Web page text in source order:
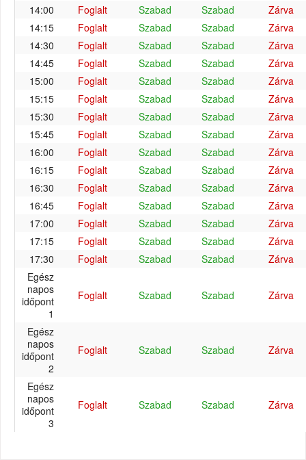
14:00
Foglalt Szabad Szabad
Zárva
14:15
Foglalt Szabad Szabad
Zárva
14:30
Foglalt Szabad Szabad
Zárva
14:45
Foglalt Szabad Szabad
Zárva
15:00
Foglalt Szabad Szabad
Zárva
15:15
Foglalt Szabad Szabad
Zárva
15:30
Foglalt Szabad Szabad
Zárva
15:45
Foglalt Szabad Szabad
Zárva
16:00
Foglalt Szabad Szabad
Zárva
16:15
Foglalt Szabad Szabad
Zárva
16:30
Foglalt Szabad Szabad
Zárva
16:45
Foglalt Szabad Szabad
Zárva
17:00
Foglalt Szabad Szabad
Zárva
17:15
Foglalt Szabad Szabad
Zárva
17:30
Foglalt Szabad Szabad
Zárva
Egész
napos
időpont
1
Foglalt Szabad Szabad Zárva
Egész
napos
időpont
2
Foglalt Szabad Szabad Zárva
Egész
napos
időpont
3
Foglalt Szabad Szabad Zárva